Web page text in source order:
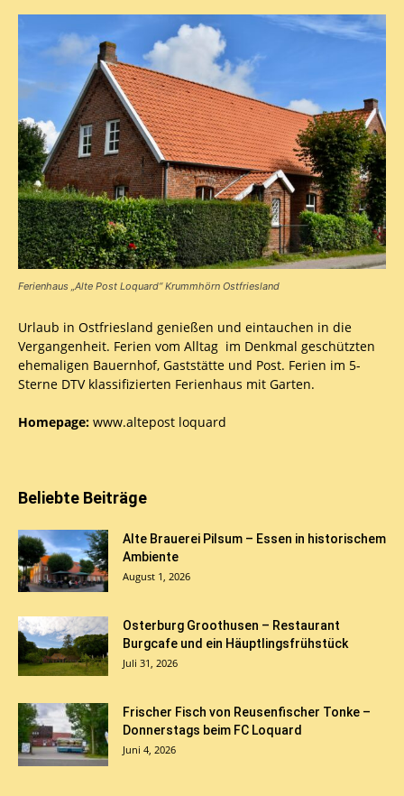
Ferienhaus „Alte Post Loquard“ Krummhörn Ostfriesland
Urlaub in Ostfriesland genießen und eintauchen in die
Vergangenheit. Ferien vom Alltag im Denkmal geschützten
ehemaligen Bauernhof, Gaststätte und Post. Ferien im 5-
Sterne DTV klassifizierten Ferienhaus mit Garten.
Homepage: www.altepost loquard
Beliebte Beiträge
Alte Brauerei Pilsum – Essen in historischem
Ambiente
August 1, 2026
Osterburg Groothusen – Restaurant
Burgcafe und ein Häuptlingsfrühstück
Juli 31, 2026
Frischer Fisch von Reusenfischer Tonke –
Donnerstags beim FC Loquard
Juni 4, 2026